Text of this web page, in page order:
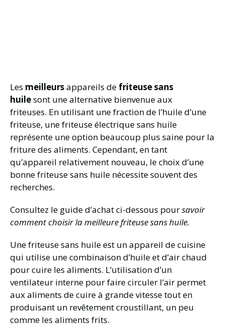
Les meilleursappareils de friteuse sans
huilesont une alternative bienvenue aux
friteuses. En utilisant une fraction de l’huile d’une
friteuse, une friteuse électrique sans huile
représente une option beaucoup plus saine pour la
friture des aliments. Cependant, en tant
qu’appareil relativement nouveau, le choix d’une
bonne friteuse sans huile nécessite souvent des
recherches.
Consultez le guide d’achat ci-dessous poursavoir
comment choisir la meilleure friteuse sans huile.
Une friteuse sans huile est un appareil de cuisine
qui utilise une combinaison d’huile et d’air chaud
pour cuire les aliments. L’utilisation d’un
ventilateur interne pour faire circuler l’air permet
aux aliments de cuire à grande vitesse tout en
produisant un revêtement croustillant, un peu
comme les aliments frits.